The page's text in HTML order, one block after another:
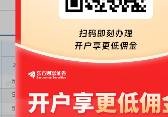
户均持
股市值
(万)
股数量
本次 增减
增减比例
5757 5489
5489 5478 11 0.20 48.75 1.24
5478 6037 -559 -9.26 49.87 1.24